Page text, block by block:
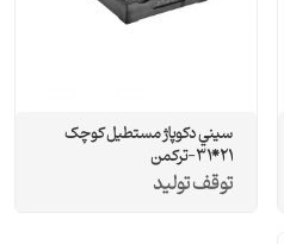
سيني دکوپاژ مستطيل کوچک
21*31-ترکمن
توقف تولید